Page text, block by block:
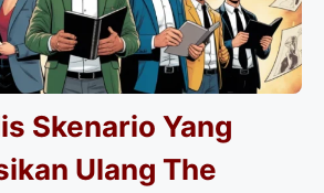
Skenario Yang
Ulang The